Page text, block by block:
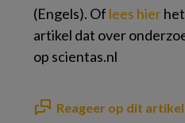
(Engels). Of lees hier
artikel dat over
op scientas.nl
Reageer op dit artikel